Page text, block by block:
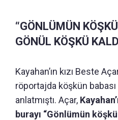
“GÖNLÜMÜN
GÖNÜL KÖŞKÜ
Kayahan’ın kızı Beste
röportajda köşkün babası
anlatmıştı. Açar,
burayı “Gönlümün